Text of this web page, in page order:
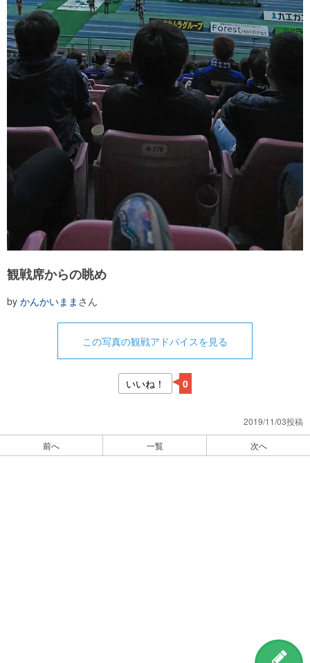
観戦席からの眺め
by かんかいまま さん
この写真の観戦アドバイスを見る
いいね！ 0
2019/11/03投稿
前へ 一覧 次へ